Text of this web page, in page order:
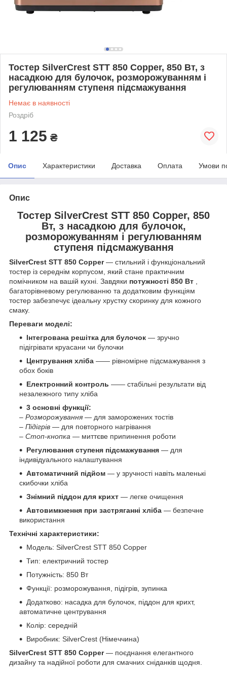
Тостер SilverCrest STT 850 Copper, 850 Вт, з
насадкою для булочок, розморожуванням і
регулюванням ступеня підсмажування
Немає в наявності
Роздріб
1 125 ₴
Опис Характеристики Доставка Оплата Умови
Опис
Тостер SilverCrest STT 850 Copper, 850
Вт, з насадкою для булочок,
розморожуванням і регулюванням
ступеня підсмажування
SilverCrest STT 850 Copper— стильний і функціональний
тостер із середнім корпусом, який стане практичним
помічником на вашій кухні. Завдяки потужності 850 Вт
багаторівневому регулюванню та додатковим функціям
тостер забезпечує ідеальну хрустку скоринку для кожного
смаку.
Переваги моделі:
Інтегрована решітка для булочок — зручно
підігрівати круасани чи булочки
Центрування хліба —— рівномірне підсмажування з
обох боків
Електронний контроль —— стабільні результати від
незалежного типу хліба
3 основні функції:
– Розморожування — для заморожених тостів
– Підігрів — для повторного нагрівання
– Стоп-кнопка — миттєве припинення роботи
Регулювання ступеня підсмажування — для
індивідуального налаштування
Автоматичний підйом — у зручності навіть маленькі
скибочки хліба
Знімний піддон для крихт — легке очищення
Автовимкнення при застряганні хліба — безпечне
використання
Технічні характеристики:
Модель: SilverCrest STT 850 Copper
Тип: електричний тостер
Потужність: 850 Вт
Функції: розморожування, підігрів, зупинка
Додатково: насадка для булочок, піддон для крихт,
автоматичне центрування
Колір: середній
Виробник: SilverCrest (Німеччина)
SilverCrest STT 850 Copper— поєднання елегантного
дизайну та надійної роботи для смачних сніданків щодня.